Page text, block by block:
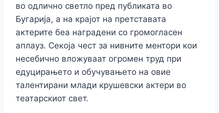
во одлично светло пред публиката во
Бугарија, а на крајот на претставата
актерите беа наградени со громогласен
аплауз. Секоја чест за нивните ментори кои
несебично вложуваат огромен труд при
едуцирањето и обучувањето на овие
талентирани млади крушевски актери во
театарскиот свет.